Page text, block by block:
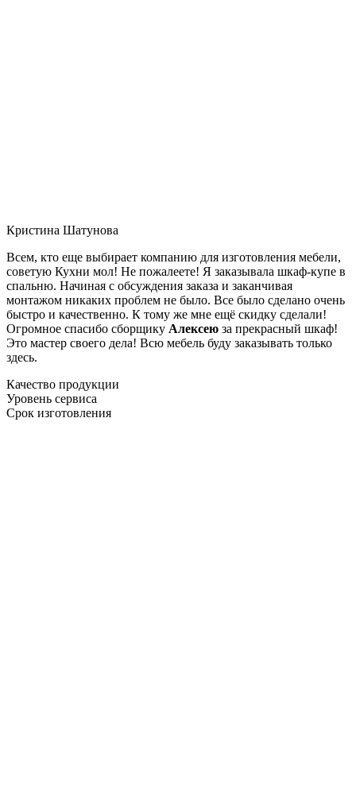
Кристина Шатунова
Всем, кто еще выбирает компанию для изготовления мебели,
советую Кухни мол! Не пожалеете! Я заказывала шкаф-купе в
спальню. Начиная с обсуждения заказа и заканчивая
монтажом никаких проблем не было. Все было сделано очень
быстро и качественно. К тому же мне ещё скидку сделали!
Огромное спасибо сборщику Алексею за прекрасный шкаф!
Это мастер своего дела! Всю мебель буду заказывать только
здесь.
Качество продукции
Уровень сервиса
Срок изготовления